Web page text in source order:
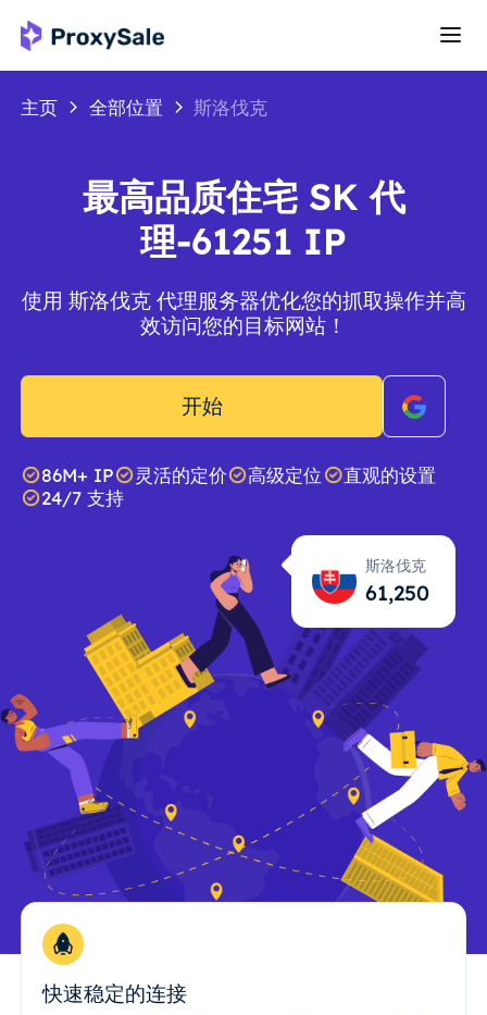
主页 全部位置 斯洛伐克
最高品质住宅 SK 代
理-61251 IP
使用 斯洛伐克 代理服务器优化您的抓取操作并高
效访问您的目标网站！
开始
86M+ IP 灵活的定价 高级定位
直观的设置
24/7 支持
斯洛伐克
61,251
快速稳定的连接